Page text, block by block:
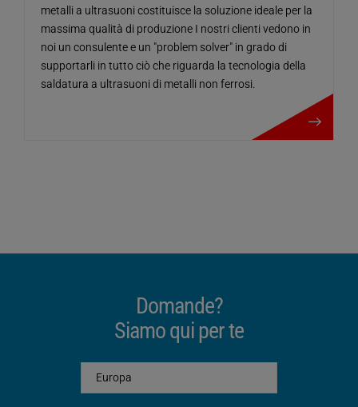
metalli a ultrasuoni costituisce la soluzione ideale per la
massima qualità di produzione I nostri clienti vedono in
noi un consulente e un "problem solver" in grado di
supportarli in tutto ciò che riguarda la tecnologia della
saldatura a ultrasuoni di metalli non ferrosi.
maggiori dettagli
Domande?
Siamo qui per te